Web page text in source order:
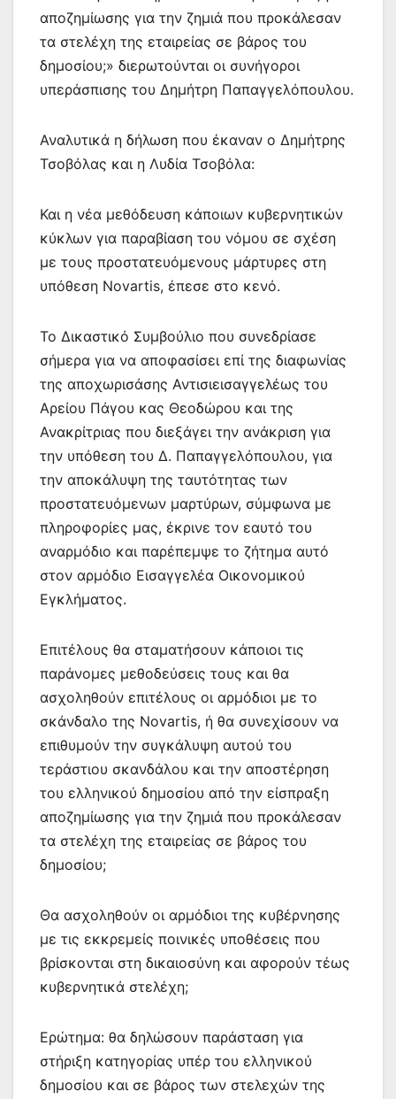
αποζημίωσης για την ζημιά που προκάλεσαν
τα στελέχη της εταιρείας σε βάρος του
δημοσίου;» διερωτούνται οι συνήγοροι
υπεράσπισης του Δημήτρη Παπαγγελόπουλου.
Αναλυτικά η δήλωση που έκαναν ο Δημήτρης
Τσοβόλας και η Λυδία Τσοβόλα:
Και η νέα μεθόδευση κάποιων κυβερνητικών
κύκλων για παραβίαση του νόμου σε σχέση
με τους προστατευόμενους μάρτυρες στη
υπόθεση Novartis, έπεσε στο κενό.
Το Δικαστικό Συμβούλιο που συνεδρίασε
σήμερα για να αποφασίσει επί της διαφωνίας
της αποχωρισάσης Αντισιεισαγγελέως του
Αρείου Πάγου κας Θεοδώρου και της
Ανακρίτριας που διεξάγει την ανάκριση για
την υπόθεση του Δ. Παπαγγελόπουλου, για
την αποκάλυψη της ταυτότητας των
προστατευόμενων μαρτύρων, σύμφωνα με
πληροφορίες μας, έκρινε τον εαυτό του
αναρμόδιο και παρέπεμψε το ζήτημα αυτό
στον αρμόδιο Εισαγγελέα Οικονομικού
Εγκλήματος.
Επιτέλους θα σταματήσουν κάποιοι τις
παράνομες μεθοδεύσεις τους και θα
ασχοληθούν επιτέλους οι αρμόδιοι με το
σκάνδαλο της Novartis, ή θα συνεχίσουν να
επιθυμούν την συγκάλυψη αυτού του
τεράστιου σκανδάλου και την αποστέρηση
του ελληνικού δημοσίου από την είσπραξη
αποζημίωσης για την ζημιά που προκάλεσαν
τα στελέχη της εταιρείας σε βάρος του
δημοσίου;
Θα ασχοληθούν οι αρμόδιοι της κυβέρνησης
με τις εκκρεμείς ποινικές υποθέσεις που
βρίσκονται στη δικαιοσύνη και αφορούν τέως
κυβερνητικά στελέχη;
Ερώτημα: θα δηλώσουν παράσταση για
στήριξη κατηγορίας υπέρ του ελληνικού
δημοσίου και σε βάρος των στελεχών της